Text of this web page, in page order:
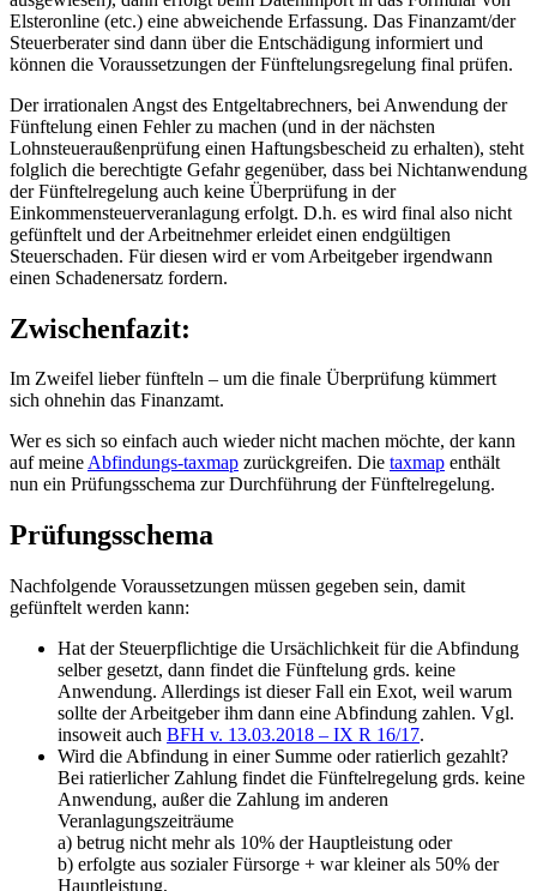
Elsteronline (etc.) eine abweichende Erfassung. Das Finanzamt/der
Steuerberater sind dann über die Entschädigung informiert und
können die Voraussetzungen der Fünftelungsregelung final prüfen.
Der irrationalen Angst des Entgeltabrechners, bei Anwendung der
Fünftelung einen Fehler zu machen (und in der nächsten
Lohnsteueraußenprüfung einen Haftungsbescheid zu erhalten), steht
folglich die berechtigte Gefahr gegenüber, dass bei Nichtanwendung
der Fünftelregelung auch keine Überprüfung in der
Einkommensteuerveranlagung erfolgt. D.h. es wird final also nicht
gefünftelt und der Arbeitnehmer erleidet einen endgültigen
Steuerschaden. Für diesen wird er vom Arbeitgeber irgendwann
einen Schadenersatz fordern.
Zwischenfazit:
Im Zweifel lieber fünfteln – um die finale Überprüfung kümmert
sich ohnehin das Finanzamt.
Wer es sich so einfach auch wieder nicht machen möchte, der kann
auf meineAbfindungs-taxmap zurückgreifen. Die taxmap enthält
nun ein Prüfungsschema zur Durchführung der Fünftelregelung.
Prüfungsschema
Nachfolgende Voraussetzungen müssen gegeben sein, damit
gefünftelt werden kann:
Hat der Steuerpflichtige die Ursächlichkeit für die Abfindung
selber gesetzt, dann findet die Fünftelung grds. keine
Anwendung. Allerdings ist dieser Fall ein Exot, weil warum
sollte der Arbeitgeber ihm dann eine Abfindung zahlen. Vgl.
insoweit auch BFH v. 13.03.2018 – IX R 16/17.
Wird die Abfindung in einer Summe oder ratierlich gezahlt?
Bei ratierlicher Zahlung findet die Fünftelregelung grds. keine
Anwendung, außer die Zahlung im anderen
Veranlagungszeiträume
a) betrug nicht mehr als 10% der Hauptleistung oder
b) erfolgte aus sozialer Fürsorge + war kleiner als 50% der
Hauptleistung,